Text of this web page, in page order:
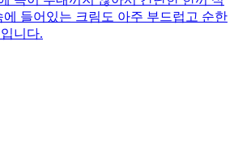
들어있는 크림도 아주 부드럽고 순한
니다.